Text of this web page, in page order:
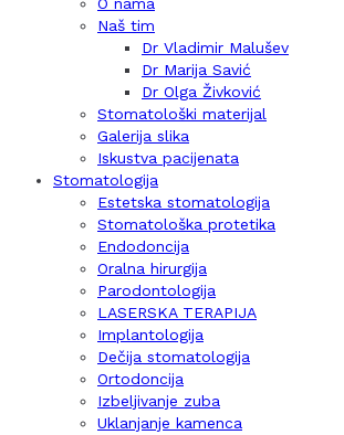
Naš tim
Dr Vladimir Malušev
Dr Marija Savić
Dr Olga Živković
Stomatološki materijal
Galerija slika
Iskustva pacijenata
Stomatologija
Estetska stomatologija
Stomatološka protetika
Endodoncija
Oralna hirurgija
Parodontologija
LASERSKA TERAPIJA
Implantologija
Dečija stomatologija
Ortodoncija
Izbeljivanje zuba
Uklanjanje kamenca